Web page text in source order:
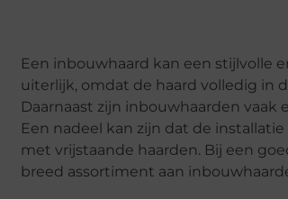
Een inbouwhaard kan een stijlvolle
uiterlijk, omdat de haard volledig in
Daarnaast zijn inbouwhaarden
Een nadeel kan zijn dat de
met vrijstaande haarden. Bij een
breed assortiment aan